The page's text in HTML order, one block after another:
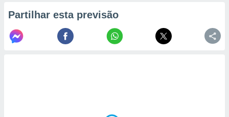
Partilhar esta previsão